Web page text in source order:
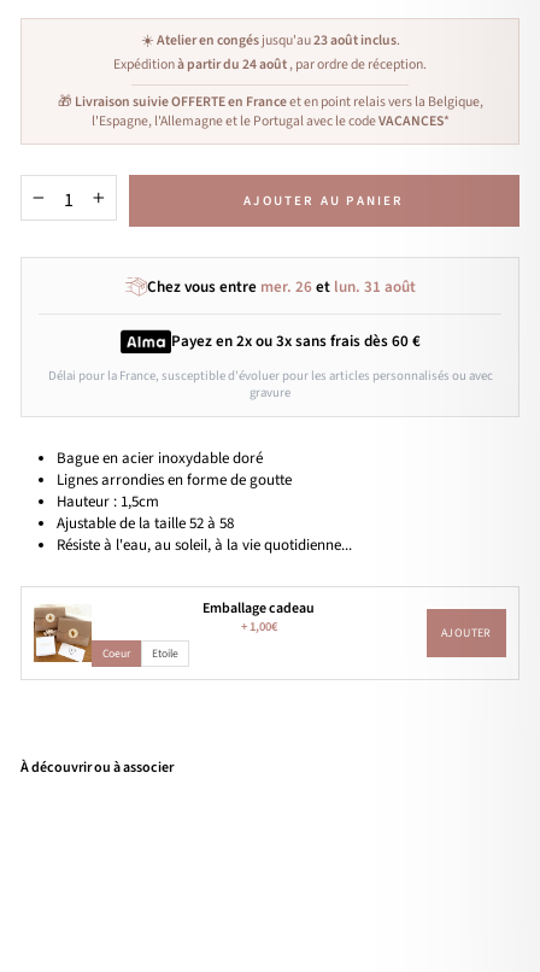
☀️Atelier en congésjusqu'au23 août inclus.
Expéditionà partir du 24 août, par ordre de réception.
🎁 Livraison suivie OFFERTE en Franceet en point relais vers la Belgique,
l'Espagne, l'Allemagne et le Portugal avec le codeVACANCES*
+ AJOUTER AU PANIER
Chez vous entre mer. 26et lun. 31 août
Payez en 2x ou 3xsans fraisdès 60 €
Délai pour la France, susceptible d'évoluer pour les articles personnalisés ou avec
gravure
Bague en acier inoxydable doré
Lignes arrondies en forme de goutte
Hauteur : 1,5cm
Ajustable de la taille 52 à 58
Résiste à l'eau, au soleil, à la vie quotidienne...
Emballage cadeau
+1,00€
Coeur Etoile
AJOUTER
À découvrir ou à associer